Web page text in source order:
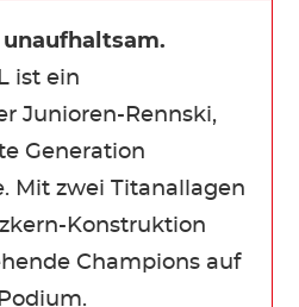
unaufhaltsam.
ist ein
Junioren-Rennski,
Generation
Mit zwei Titanallagen
Konstruktion
Champions auf